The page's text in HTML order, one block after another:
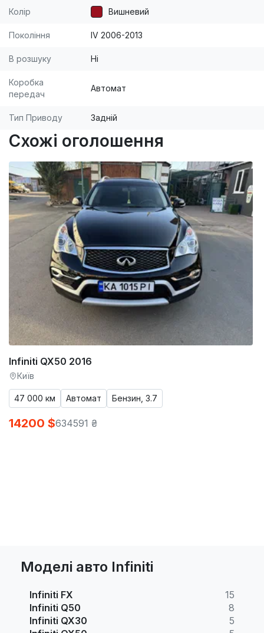
Колір Вишневий
Покоління IV 2006-2013
В розшуку Ні
Коробка
передач
Автомат
Тип Приводу Задній
Схожі оголошення
Infiniti QX50 2016
Київ
47 000 км Автомат Бензин, 3.7
14200 $634591 ₴
Моделі авто Infiniti
Infiniti FX
15
Infiniti Q50
8
Infiniti QX30
5